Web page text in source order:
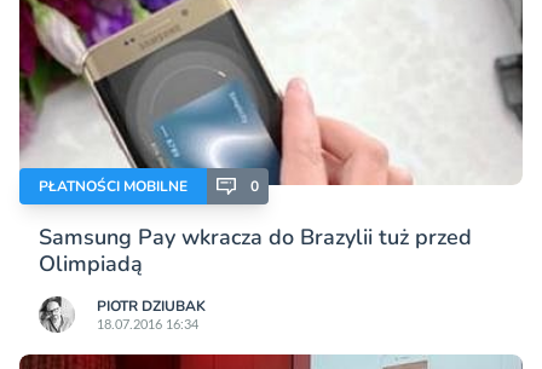
PŁATNOŚCI MOBILNE 0
Samsung Pay wkracza do Brazylii tuż przed
Olimpiadą
PIOTR DZIUBAK
18.07.2016 16:34